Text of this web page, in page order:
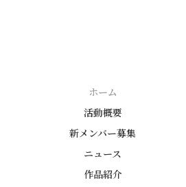
ホーム
活動概要
新メンバー募集
ニュース
作品紹介